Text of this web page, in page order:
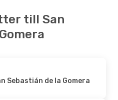
till San
Sebastián de la Gomera